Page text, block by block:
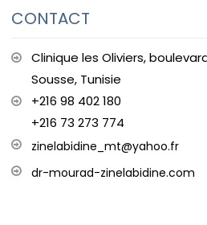
CONTACT
Clinique les Oliviers,
Sousse, Tunisie
+216 98 402 180
+216 73 273 774
zinelabidine_mt@yahoo.fr
dr-mourad-zinelabidine.com